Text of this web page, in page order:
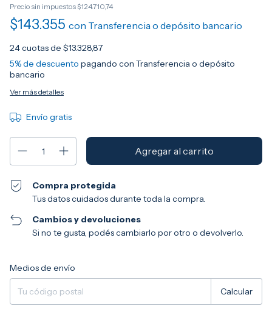
Precio sin impuestos$124.710,74
$143.355 con Transferencia o depósito bancario
24cuotas de $13.328,87
5% de descuento pagando con Transferencia o depósito
bancario
Ver más detalles
Envío gratis
Compra protegida
Tus datos cuidados durante toda la compra.
Cambios y devoluciones
Si no te gusta, podés cambiarlo por otro o devolverlo.
Entregas para el CP:
Medios de envío
Calcular